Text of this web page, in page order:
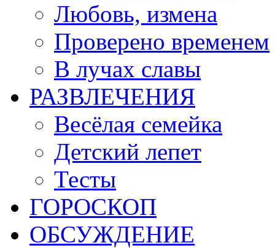
Любовь, измена
Проверено временем
В лучах славы
РАЗВЛЕЧЕНИЯ
Весёлая семейка
Детский лепет
Тесты
ГОРОСКОП
ОБСУЖДЕНИЕ